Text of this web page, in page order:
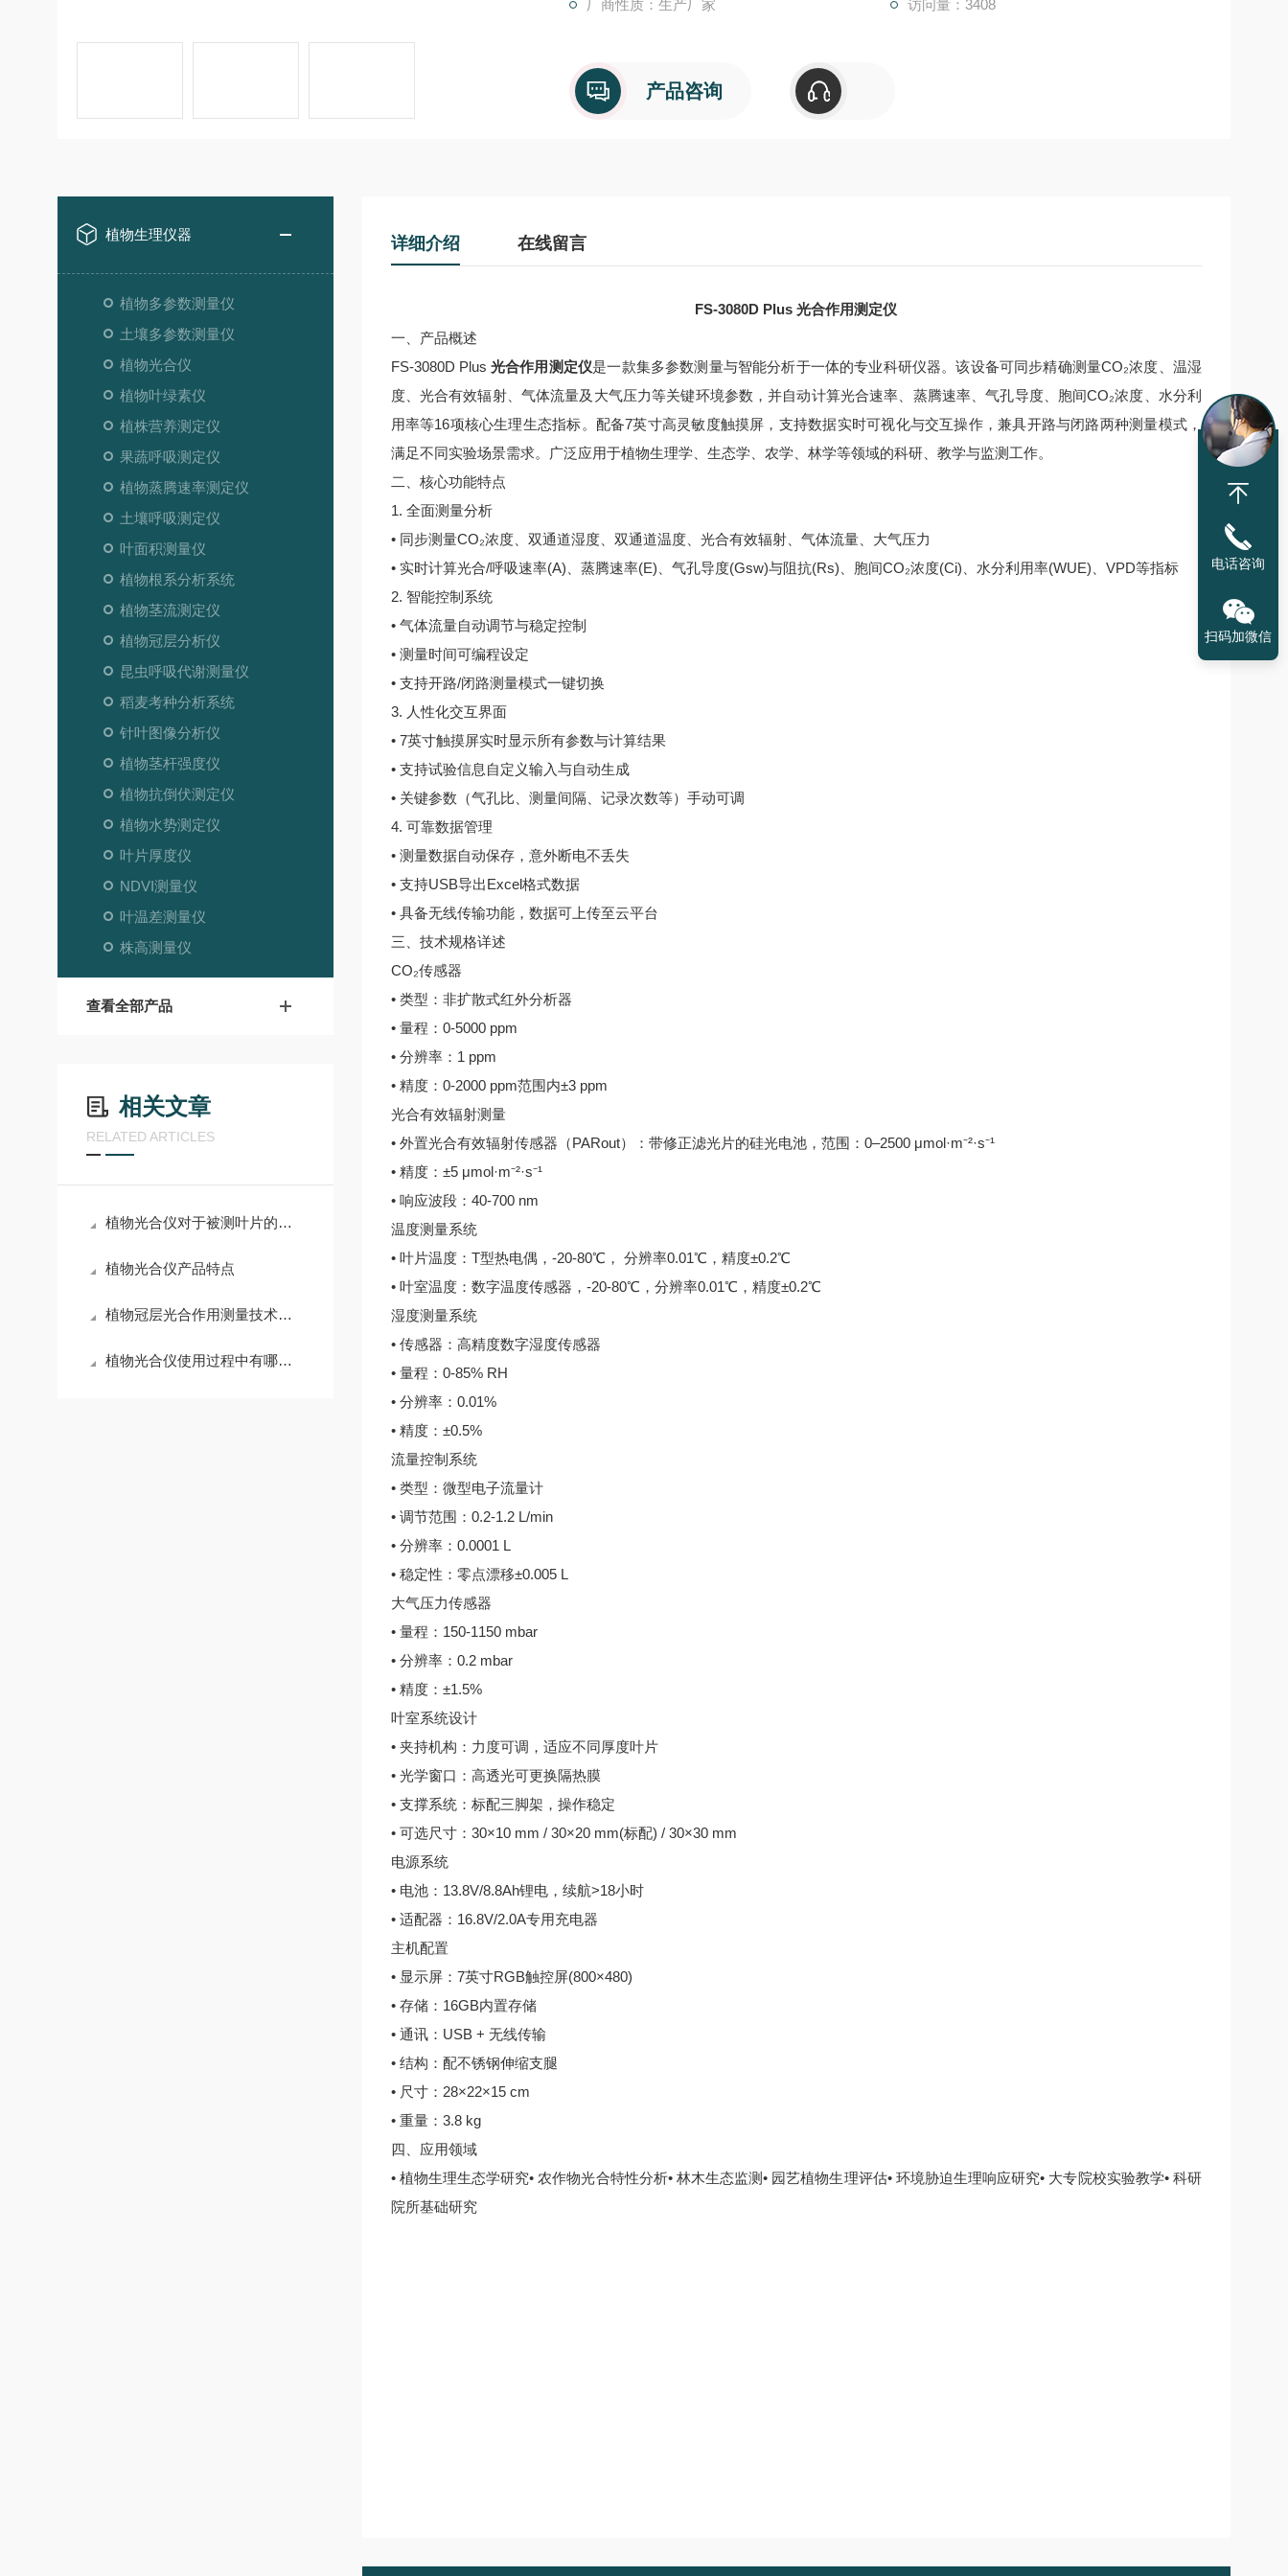
厂商性质：生产厂家 访问量：3408
产品咨询
植物生理仪器
植物多参数测量仪
土壤多参数测量仪
植物光合仪
植物叶绿素仪
植株营养测定仪
果蔬呼吸测定仪
植物蒸腾速率测定仪
土壤呼吸测定仪
叶面积测量仪
植物根系分析系统
植物茎流测定仪
植物冠层分析仪
昆虫呼吸代谢测量仪
稻麦考种分析系统
针叶图像分析仪
植物茎杆强度仪
植物抗倒伏测定仪
植物水势测定仪
叶片厚度仪
NDVI测量仪
叶温差测量仪
株高测量仪
查看全部产品
相关文章
RELATED ARTICLES
植物光合仪对于被测叶片的选择有何讲究？
植物光合仪产品特点
植物冠层光合作用测量技术上央视1套了！！！
植物光合仪使用过程中有哪些需要注意的问题
详细介绍 在线留言
FS-3080D Plus光合作用测定仪
一、产品概述
FS-3080D Plus 光合作用测定仪是一款集多参数测量与智能分析于一体的专业科研仪器。该设备可同步精确测量CO₂浓度、温湿
度、光合有效辐射、气体流量及大气压力等关键环境参数，并自动计算光合速率、蒸腾速率、气孔导度、胞间CO₂浓度、水分利
用率等16项核心生理生态指标。配备7英寸高灵敏度触摸屏，支持数据实时可视化与交互操作，兼具开路与闭路两种测量模式，
满足不同实验场景需求。广泛应用于植物生理学、生态学、农学、林学等领域的科研、教学与监测工作。
二、核心功能特点
1. 全面测量分析
• 同步测量CO₂浓度、双通道湿度、双通道温度、光合有效辐射、气体流量、大气压力
• 实时计算光合/呼吸速率(A)、蒸腾速率(E)、气孔导度(Gsw)与阻抗(Rs)、胞间CO₂浓度(Ci)、水分利用率(WUE)、VPD等指标
2. 智能控制系统
• 气体流量自动调节与稳定控制
• 测量时间可编程设定
• 支持开路/闭路测量模式一键切换
3. 人性化交互界面
• 7英寸触摸屏实时显示所有参数与计算结果
• 支持试验信息自定义输入与自动生成
• 关键参数（气孔比、测量间隔、记录次数等）手动可调
4. 可靠数据管理
• 测量数据自动保存，意外断电不丢失
• 支持USB导出Excel格式数据
• 具备无线传输功能，数据可上传至云平台
三、技术规格详述
CO₂传感器
• 类型：非扩散式红外分析器
• 量程：0-5000 ppm
• 分辨率：1 ppm
• 精度：0-2000 ppm范围内±3 ppm
光合有效辐射测量
• 外置光合有效辐射传感器（PARout）：带修正滤光片的硅光电池，范围：0–2500 μmol·m⁻²·s⁻¹
• 精度：±5 μmol·m⁻²·s⁻¹
• 响应波段：40-700 nm
温度测量系统
• 叶片温度：T型热电偶，-20-80℃， 分辨率0.01℃，精度±0.2℃
• 叶室温度：数字温度传感器，-20-80℃，分辨率0.01℃，精度±0.2℃
湿度测量系统
• 传感器：高精度数字湿度传感器
• 量程：0-85% RH
• 分辨率：0.01%
• 精度：±0.5%
流量控制系统
• 类型：微型电子流量计
• 调节范围：0.2-1.2 L/min
• 分辨率：0.0001 L
• 稳定性：零点漂移±0.005 L
大气压力传感器
• 量程：150-1150 mbar
• 分辨率：0.2 mbar
• 精度：±1.5%
叶室系统设计
• 夹持机构：力度可调，适应不同厚度叶片
• 光学窗口：高透光可更换隔热膜
• 支撑系统：标配三脚架，操作稳定
• 可选尺寸：30×10 mm / 30×20 mm(标配) / 30×30 mm
电源系统
• 电池：13.8V/8.8Ah锂电，续航>18小时
• 适配器：16.8V/2.0A专用充电器
主机配置
• 显示屏：7英寸RGB触控屏(800×480)
• 存储：16GB内置存储
• 通讯：USB + 无线传输
• 结构：配不锈钢伸缩支腿
• 尺寸：28×22×15 cm
• 重量：3.8 kg
四、应用领域
• 植物生理生态学研究• 农作物光合特性分析• 林木生态监测• 园艺植物生理评估• 环境胁迫生理响应研究• 大专院校实验教学• 科研
院所基础研究
电话咨询
扫码加微信